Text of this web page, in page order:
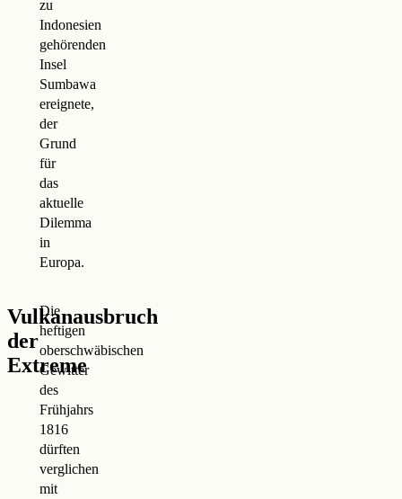
zu
Indonesien
gehörenden
Insel
Sumbawa
ereignete,
der
Grund
für
das
aktuelle
Dilemma
in
Europa.
Vulkanausbruch
der
Extreme
Die
heftigen
oberschwäbischen
Gewitter
des
Frühjahrs
1816
dürften
verglichen
mit